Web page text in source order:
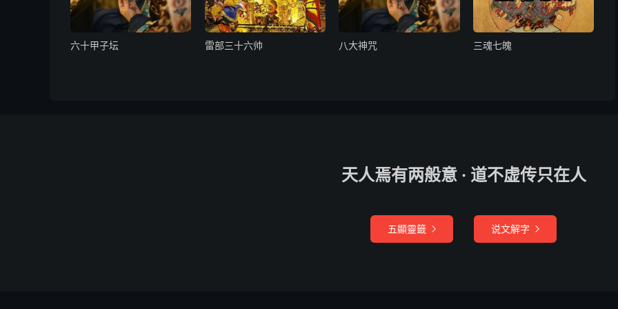
年月日时告行。
本司今据某处某人入事意。据词难抑，除已具奏斗廷，笺闻神府及岳府，取旨依法禳度，合牒请照验，速为
钦依符文，将某咒诅冤愆即行解释，定於今夜亥子时中，召遣治病功曹，驱邪将吏，赴某家，扫除故炁，收
六十甲子坛 雷部三十六帅 八大神咒 三魂七魄
天人焉有两般意 · 道不虚传只在人
五顯靈籤  说文解字 